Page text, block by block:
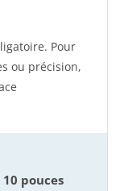
Pour
ou précision,
10 pouces